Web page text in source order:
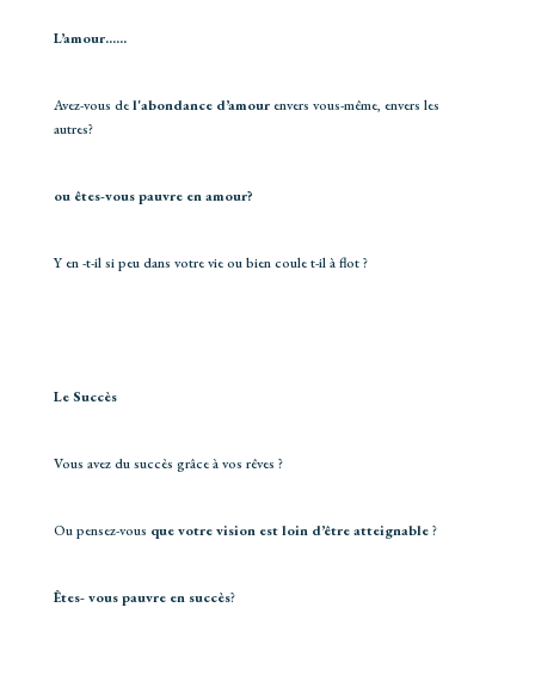
L’amour……
Avez-vous del'abondance d’amourenvers vous-même, envers les
autres?
ou êtes-vous pauvre en amour?
Y en -t-il si peu dans votre vie ou bien coule t-il à flot ?
Le Succès
Vous avez du succès grâce à vos rêves ?
Ou pensez-vous que votre vision est loin d’être atteignable?
Êtes- vous pauvre en succès?